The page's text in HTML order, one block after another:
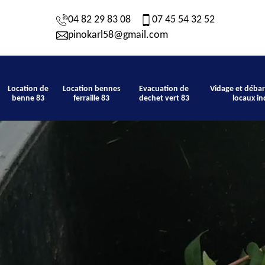
04 82 29 83 08
07 45 54 32 52
pinokarl58@gmail.com
Location de
benne 83
Location bennes
ferraille 83
Evacuation de
dechet vert 83
Vidage et
locaux